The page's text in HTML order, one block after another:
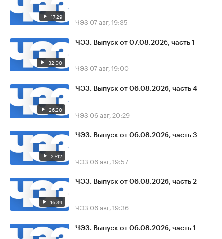
17:29 ЧЭЗ 07 авг, 19:35
32:00
ЧЭЗ. Выпуск от 07.08.2026, часть 1
ЧЭЗ 07 авг, 19:00
26:20
ЧЭЗ. Выпуск от 06.08.2026, часть 4
ЧЭЗ 06 авг, 20:29
27:12
ЧЭЗ. Выпуск от 06.08.2026, часть 3
ЧЭЗ 06 авг, 19:57
16:39
ЧЭЗ. Выпуск от 06.08.2026, часть 2
ЧЭЗ 06 авг, 19:36
ЧЭЗ. Выпуск от 06.08.2026, часть 1